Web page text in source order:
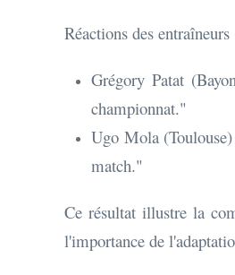
Réactions des entraîneurs
Grégory Patat
championnat."
Ugo Mola
match."
Ce résultat illustre la
l'importance de